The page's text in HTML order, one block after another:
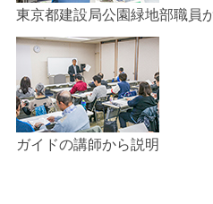
東京都建設局公園緑地部職員
ガイドの講師から説明